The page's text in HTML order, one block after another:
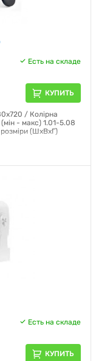
Есть на складе
КУПИТЬ
/ Колірна
- макс) 1.01-5.08
(ШхВхГ)
Есть на складе
КУПИТЬ